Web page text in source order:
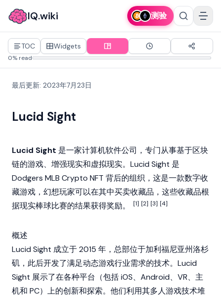
IQ.wiki 测验
TOC Widgets
0% read
最后更新: 2023年7月23日
Lucid Sight
Lucid Sight 是一家计算机软件公司，专门从事基于区块
链的游戏、增强现实和虚拟现实。Lucid Sight 是
Dodgers MLB Crypto NFT 背后的组织，这是一款数字收
藏游戏，幻想玩家可以在其中买卖收藏品，这些收藏品根
据现实棒球比赛的结果获得奖励。
[1] [2] [3] [4]
概述
Lucid Sight 成立于 2015 年，总部位于加利福尼亚州洛杉
矶，此后开发了满足动态游戏行业需求的技术。Lucid
Sight 展示了在各种平台（包括 iOS、Android、VR、主
机和 PC）上的创新和探索。他们利用其多人游戏技术堆